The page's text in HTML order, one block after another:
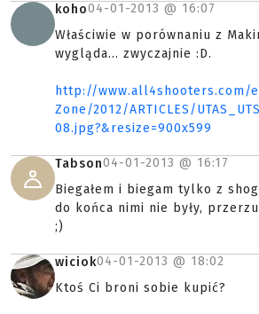
koho04-01-2013 @ 16:07
Właściwie w porównaniu z
wygląda... zwyczajnie :D.
http://www.all4shooters.com/
Zone/2012/ARTICLES/
08.jpg?&resize=900x599
Tabson04-01-2013 @ 16:17
Biegałem i biegam tylko z
do końca nimi nie były,
;)
wiciok04-01-2013 @ 18:02
Ktoś Ci broni sobie kupić?